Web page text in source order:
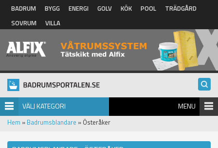
Hoppa till huvudinnehåll
BADRUM BYGG ENERGI GOLV KÖK POOL
TRÄDGÅRD
SOVRUM
VILLA
VÄLJ KATEGORI MENU
Hem » Badrumsblandare » Österåker